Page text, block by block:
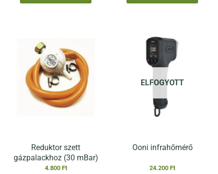
Reduktor szett
gázpalackhoz (30 mBar)
4.800 Ft
ELFOGYOTT
Ooni infrahőmérő
24.200 Ft